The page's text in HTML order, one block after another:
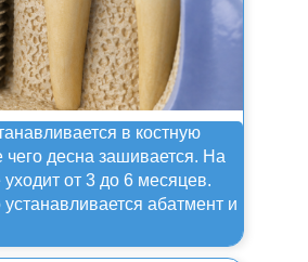
в костную
чего десна зашивается. На
от 3 до 6 месяцев.
устанавливается абатмент и